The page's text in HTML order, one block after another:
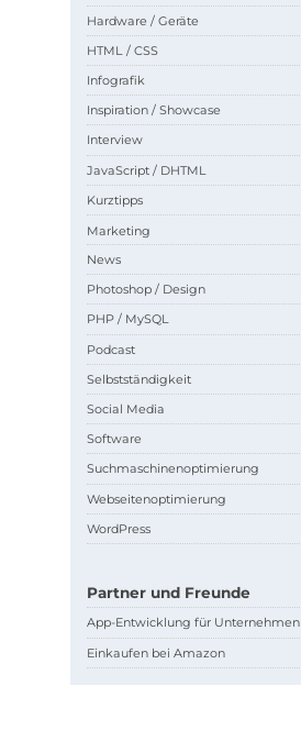
Hardware / Geräte
HTML / CSS
Infografik
Inspiration / Showcase
Interview
JavaScript / DHTML
Kurztipps
Marketing
News
Photoshop / Design
PHP / MySQL
Podcast
Selbstständigkeit
Social Media
Software
Suchmaschinenoptimierung
Webseitenoptimierung
WordPress
Partner und Freunde
App-Entwicklung für Unternehmen
Einkaufen bei Amazon